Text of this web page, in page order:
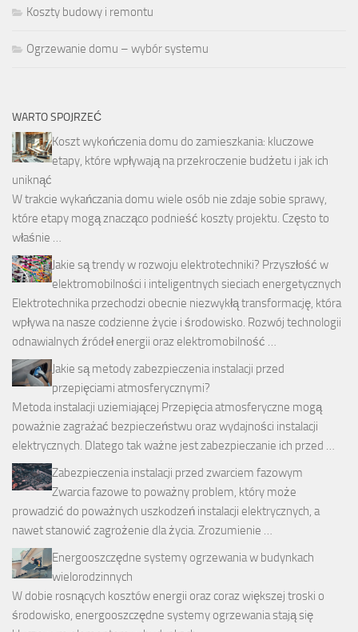
Koszty budowy i remontu
Ogrzewanie domu – wybór systemu
WARTO SPOJRZEĆ
Koszt wykończenia domu do zamieszkania: kluczowe
etapy, które wpływają na przekroczenie budżetu i jak ich
uniknąć
W trakcie wykańczania domu wiele osób nie zdaje sobie sprawy,
które etapy mogą znacząco podnieść koszty projektu. Często to
właśnie …
Jakie są trendy w rozwoju elektrotechniki? Przyszłość w
elektromobilności i inteligentnych sieciach energetycznych
Elektrotechnika przechodzi obecnie niezwykłą transformację, która
wpływa na nasze codzienne życie i środowisko. Rozwój technologii
odnawialnych źródeł energii oraz elektromobilność …
Jakie są metody zabezpieczenia instalacji przed
przepięciami atmosferycznymi?
Metoda instalacji uziemiającej Przepięcia atmosferyczne mogą
poważnie zagrażać bezpieczeństwu oraz wydajności instalacji
elektrycznych. Dlatego tak ważne jest zabezpieczanie ich przed …
Zabezpieczenia instalacji przed zwarciem fazowym
Zwarcia fazowe to poważny problem, który może
prowadzić do poważnych uszkodzeń instalacji elektrycznych, a
nawet stanowić zagrożenie dla życia. Zrozumienie …
Energooszczędne systemy ogrzewania w budynkach
wielorodzinnych
W dobie rosnących kosztów energii oraz coraz większej troski o
środowisko, energooszczędne systemy ogrzewania stają się